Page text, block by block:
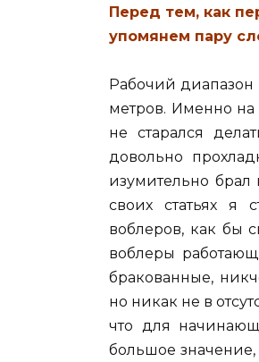
Перед тем, как
упомянем пару
Рабочий диапазон
метров. Именно на
не старался
довольно
изумительно брал
своих статьях я
воблеров, как бы
воблеры
бракованные,
но никак не в
что для
большое